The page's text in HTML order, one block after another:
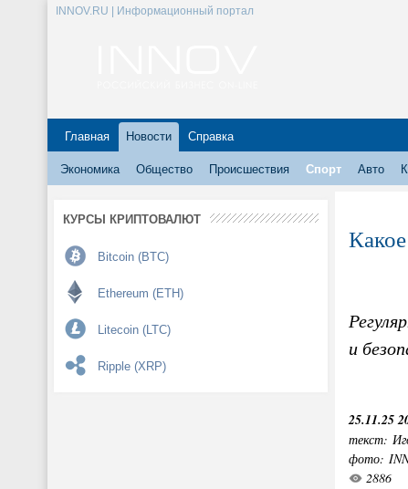
INNOV.RU | Информационный портал
Главная Новости Справка
Экономика Общество Происшествия Спорт Авто
КУРСЫ КРИПТОВАЛЮТ
Bitcoin (BTC)
Ethereum (ETH)
Litecoin (LTC)
Ripple (XRP)
и
25.11.25
текст:
фото:
2886